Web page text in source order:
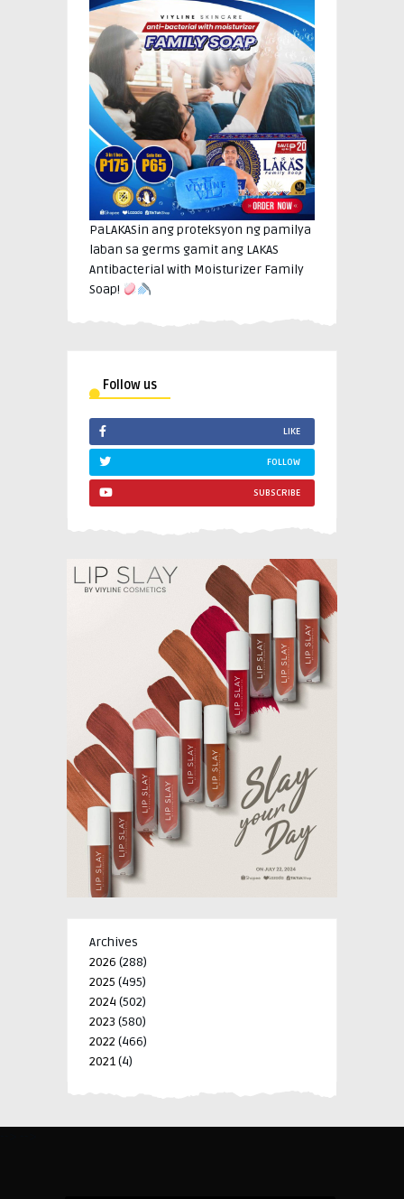
PaLAKASin ang proteksyon ng pamilya
laban sa germs gamit ang LAKAS
Antibacterial with Moisturizer Family
Soap!
Follow us
LIKE
FOLLOW
SUBSCRIBE
Archives
2026 (288)
2025 (495)
2024 (502)
2023 (580)
2022 (466)
2021(4)